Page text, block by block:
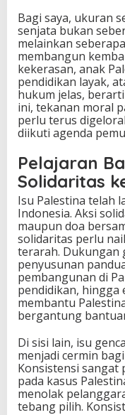
Bagi saya, ukuran
senjata bukan
melainkan
membangun
kekerasan, anak
pendidikan layak,
hukum jelas,
ini, tekanan moral
perlu terus
diikuti agenda
Pelajaran
Solidaritas
Isu Palestina telah
Indonesia. Aksi
maupun doa
solidaritas perlu
terarah. Dukungan
penyusunan
pembangunan di
pendidikan, hingga
membantu
bergantung
Di sisi lain, isu
menjadi cermin
Konsistensi sangat
pada kasus
menolak
tebang pilih.